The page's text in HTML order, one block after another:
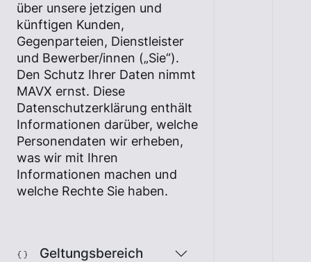
über unsere jetzigen und
künftigen Kunden,
Gegenparteien, Dienstleister
und Bewerber/innen („Sie“).
Den Schutz Ihrer Daten nimmt
MAVX ernst. Diese
Datenschutzerklärung enthält
Informationen darüber, welche
Personendaten wir erheben,
was wir mit Ihren
Informationen machen und
welche Rechte Sie haben.
Geltungsbereich